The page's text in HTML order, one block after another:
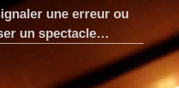
une erreur ou
un spectacle…